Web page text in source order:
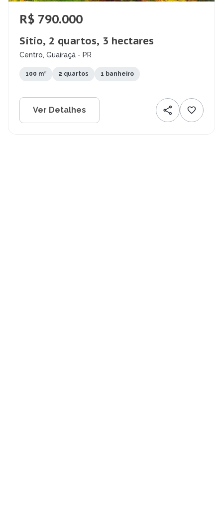
R$ 790.000
Sítio, 2 quartos, 3 hectares
Centro, Guairaçá - PR
100 m² 2 quartos 1 banheiro
Ver Detalhes